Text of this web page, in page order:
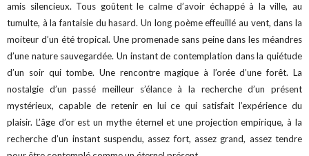
amis silencieux. Tous goûtent le calme d’avoir échappé à la ville, au
tumulte, à la fantaisie du hasard. Un long poème effeuillé au vent, dans la
moiteur d’un été tropical. Une promenade sans peine dans les méandres
d’une nature sauvegardée. Un instant de contemplation dans la quiétude
d’un soir qui tombe. Une rencontre magique à l’orée d’une forêt. La
nostalgie d’un passé meilleur s’élance à la recherche d’un présent
mystérieux, capable de retenir en lui ce qui satisfait l’expérience du
plaisir. L’âge d’or est un mythe éternel et une projection empirique, à la
recherche d’un instant suspendu, assez fort, assez grand, assez tendre